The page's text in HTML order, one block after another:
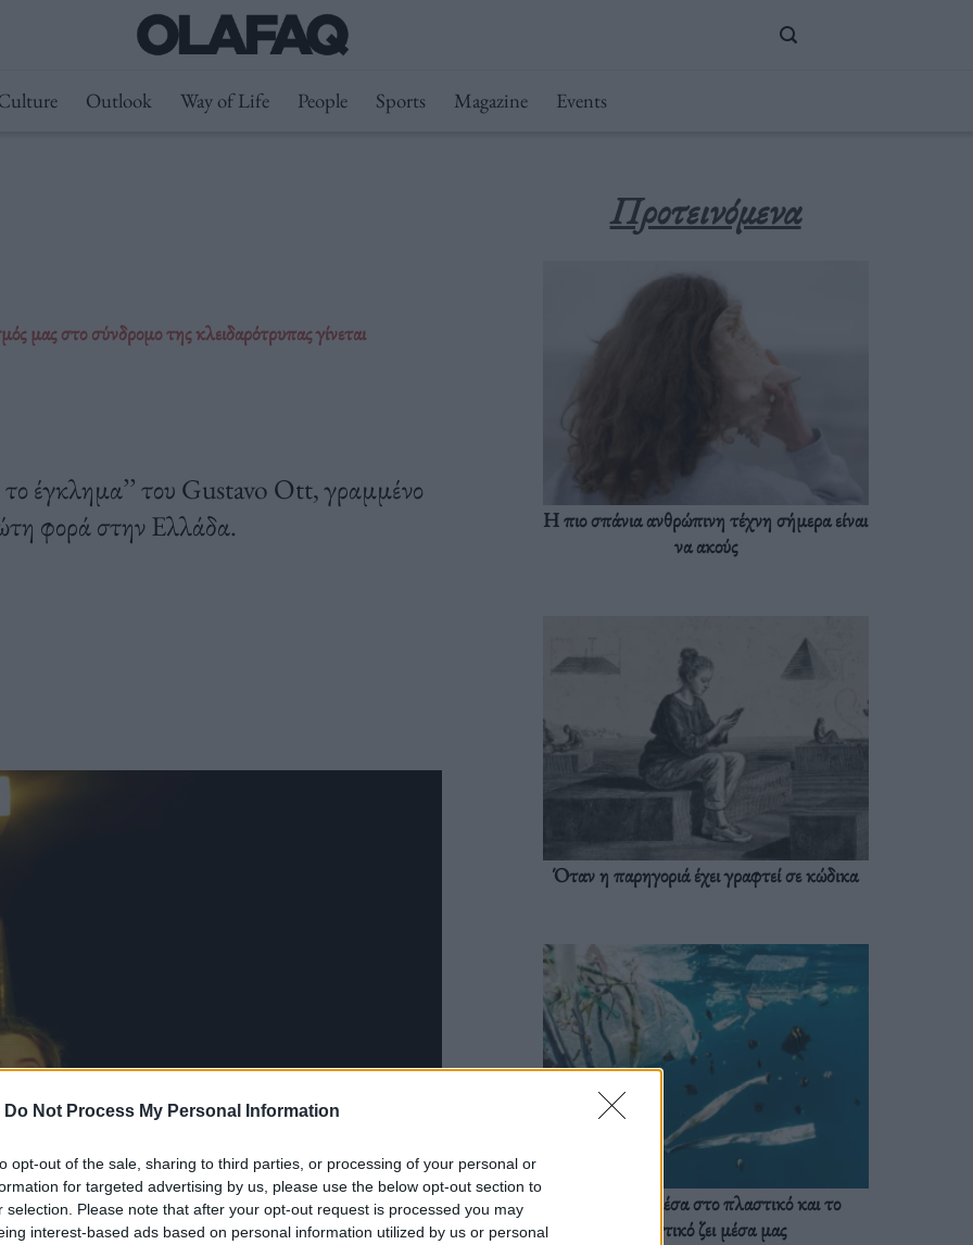
Do Not Process My Personal Information
opt-out of the sale, sharing to third parties, or processing of your personal or
for targeted advertising by us, please use the below opt-out section to
selection. Please note that after your opt-out request is processed you may
interest-based ads based on personal information utilized by us or personal
Outlook Way of Life People Sports Magazine Events
μας στο σύνδρομο της κλειδαρότρυπας γίνεται
το έγκλημα’’ του Gustavo Ott, γραμμένο
φορά στην Ελλάδα.
Προτεινόμενα
Η πιο σπάνια ανθρώπινη τέχνη σήμερα είναι
να ακούς
Όταν η παρηγοριά έχει γραφτεί σε κώδικα
Ζούμε ήδη μέσα στο πλαστικό και το
πλαστικό ζει μέσα μας